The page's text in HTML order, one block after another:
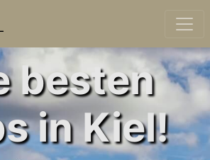
besten
in Kiel!